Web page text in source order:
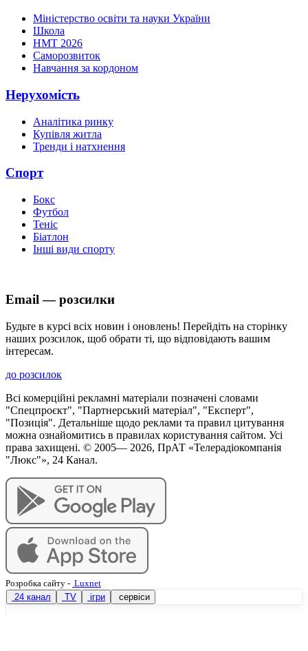
Міністерство освіти та науки України
Школа
НМТ 2026
Саморозвиток
Навчання за кордоном
Нерухомість
Аналітика ринку
Купівля житла
Тренди і натхнення
Спорт
Бокс
Футбол
Теніс
Біатлон
Інші види спорту
Email — розсилки
Будьте в курсі всіх новин і оновлень! Перейдіть на сторінку
наших розсилок, щоб обрати ті, що відповідають вашим
інтересам.
до розсилок
Всі комерційні рекламні матеріали позначені словами
"Спецпроєкт", "Партнерський матеріал", "Експерт",
"Позиція". Детальніше щодо реклами та правил цитування
можна ознайомитись в правилах користування сайтом. Усі
права захищені. © 2005— 2026, ПрАТ «Телерадіокомпанія
"Люкс"», 24 Канал.
Розробка сайту - Luxnet
24 канал
TV ігри сервіси